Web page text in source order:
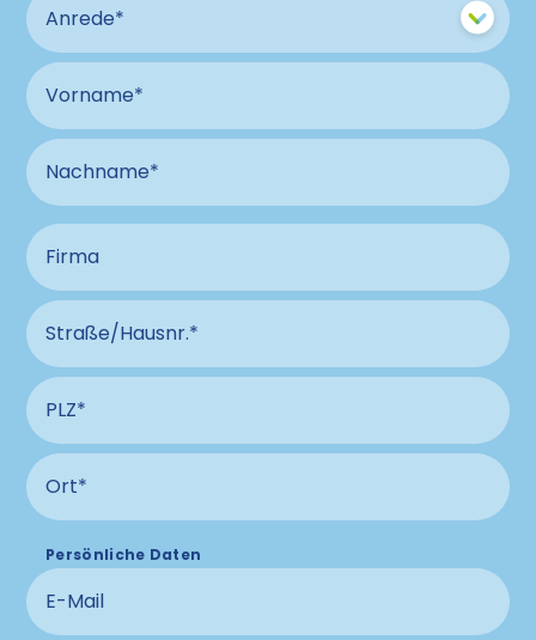
Vorname
Nachname
Firma
Straße und Hausnummer Anschluss
PLZ Anschluss
Ort Anschluss
Persönliche Daten
E-Mail